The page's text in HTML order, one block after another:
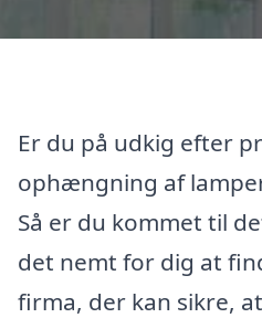
Er du på udkig efter
ophængning af
Så er du kommet til
det nemt for dig at
firma, der kan sikre,